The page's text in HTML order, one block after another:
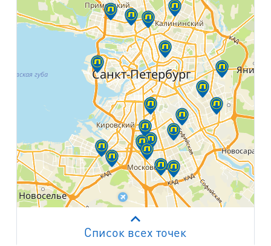
Работает на API 2ГИС
Лицензионное соглашение
Список всех точек